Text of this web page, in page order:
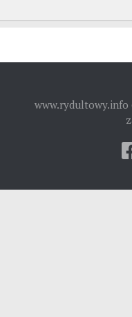
www.rydultowy.info